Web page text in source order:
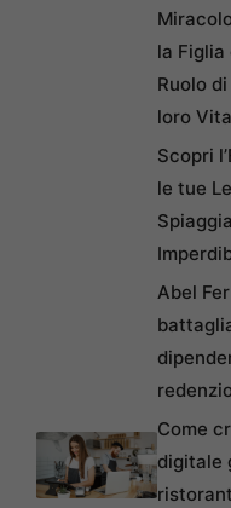
la Figlia
Ruolo
loro Vita
Scopri
le tue
Abel
Come
digitale